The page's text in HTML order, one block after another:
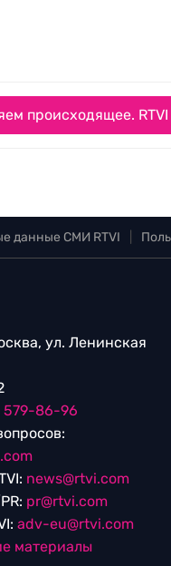
происходящее. RTVI
данные СМИ RTVI
ул. Ленинская
579-86-96
news@rtvi.com
pr@rtvi.com
adv-eu@rtvi.com
материалы